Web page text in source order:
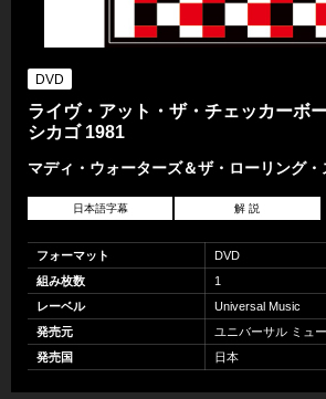
DVD
ライヴ・アット・ザ・チェッカーボ
シカゴ 1981
マディ・ウォーターズ＆ザ・ローリング
日本語字幕 解 説
フォーマット
DVD
組み枚数
1
レーベル
Universal Music
発売元
ユニバーサル ミュ
発売国
日本